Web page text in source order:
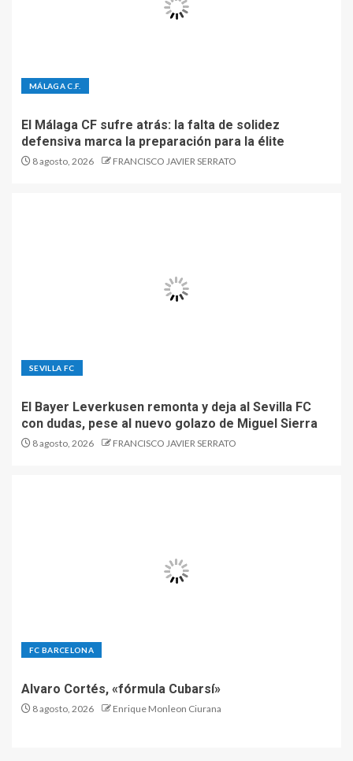
MÁLAGA C.F.
El Málaga CF sufre atrás: la falta de solidez
defensiva marca la preparación para la élite
8 agosto, 2026 FRANCISCO JAVIER SERRATO
SEVILLA FC
El Bayer Leverkusen remonta y deja al Sevilla FC
con dudas, pese al nuevo golazo de Miguel Sierra
8 agosto, 2026 FRANCISCO JAVIER SERRATO
FC BARCELONA
Alvaro Cortés, «fórmula Cubarsí»
8 agosto, 2026 Enrique Monleon Ciurana